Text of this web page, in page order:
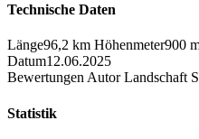
Technische Daten
Länge96,2 km Höhenmeter900
Datum12.06.2025
Bewertungen Autor Landschaft
Statistik